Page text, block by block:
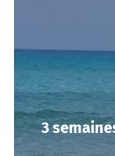
3